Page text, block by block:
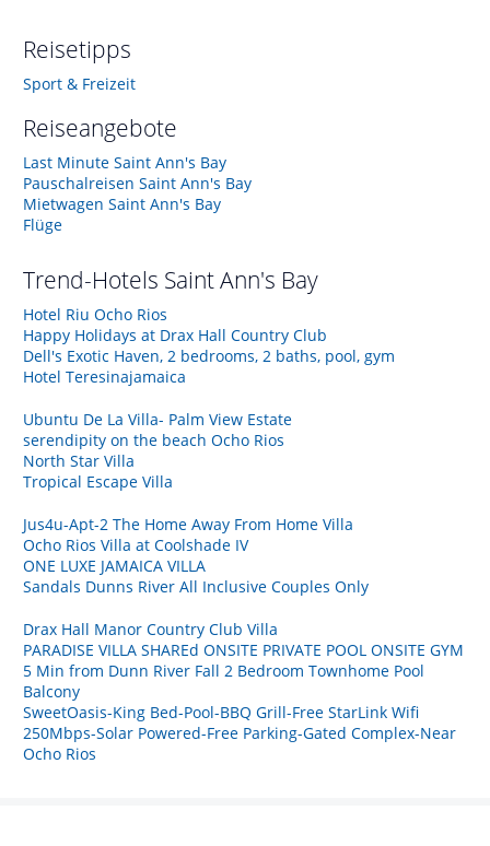
Reisetipps
Sport & Freizeit
Reiseangebote
Last Minute Saint Ann's Bay
Pauschalreisen Saint Ann's Bay
Mietwagen Saint Ann's Bay
Flüge
Trend-Hotels Saint Ann's Bay
Hotel Riu Ocho Rios
Happy Holidays at Drax Hall Country Club
Dell's Exotic Haven, 2 bedrooms, 2 baths, pool, gym
Hotel Teresinajamaica
Ubuntu De La Villa- Palm View Estate
serendipity on the beach Ocho Rios
North Star Villa
Tropical Escape Villa
Jus4u-Apt-2 The Home Away From Home Villa
Ocho Rios Villa at Coolshade IV
ONE LUXE JAMAICA VILLA
Sandals Dunns River All Inclusive Couples Only
Drax Hall Manor Country Club Villa
PARADISE VILLA SHAREd ONSITE PRIVATE POOL ONSITE GYM
5 Min from Dunn River Fall 2 Bedroom Townhome Pool
Balcony
SweetOasis-King Bed-Pool-BBQ Grill-Free StarLink Wifi
250Mbps-Solar Powered-Free Parking-Gated Complex-Near
Ocho Rios